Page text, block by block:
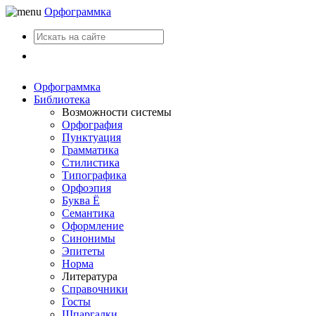
Орфограммка
Орфограммка
Библиотека
Возможности системы
Орфография
Пунктуация
Грамматика
Стилистика
Типографика
Орфоэпия
Буква Ё
Семантика
Оформление
Синонимы
Эпитеты
Норма
Литература
Справочники
Госты